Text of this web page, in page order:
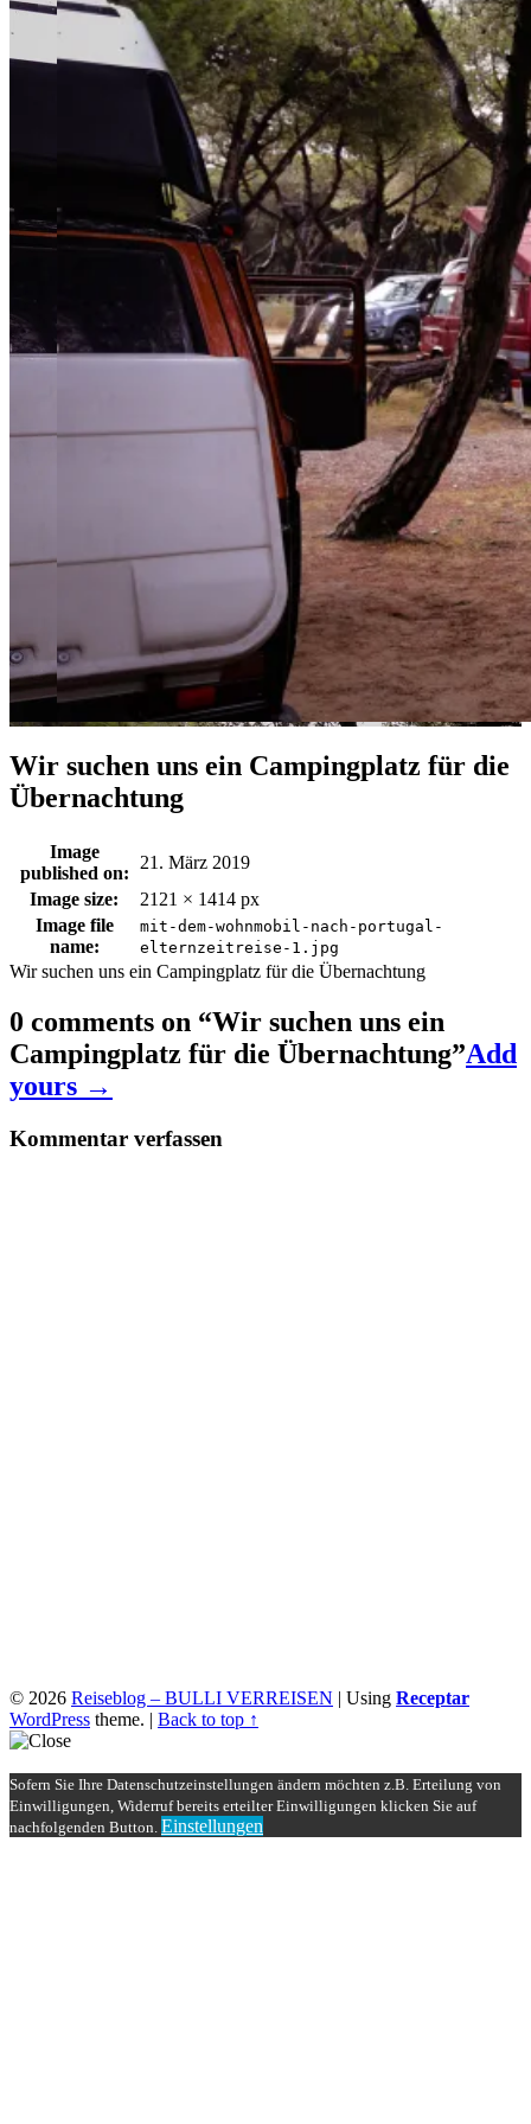
Wir suchen uns ein Campingplatz für die
Übernachtung
Image
published on:
21. März 2019
Image size:
2121 × 1414 px
Image file
name:
mit-dem-wohnmobil-nach-portugal-
elternzeitreise-1.jpg
Wir suchen uns ein Campingplatz für die Übernachtung
0 comments on “Wir suchen uns ein
Campingplatz für die Übernachtung”Add
yours →
Kommentar verfassen
© 2026 Reiseblog – BULLI VERREISEN | Using Receptar
WordPress theme. | Back to top ↑
Sofern Sie Ihre Datenschutzeinstellungen ändern möchten z.B. Erteilung von
Einwilligungen, Widerruf bereits erteilter Einwilligungen klicken Sie auf
nachfolgenden Button. Einstellungen